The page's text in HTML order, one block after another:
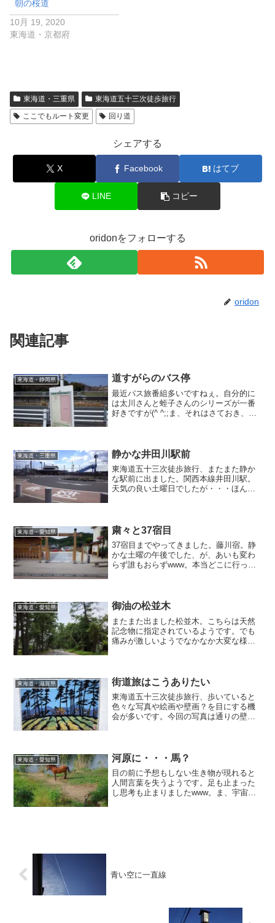
朝の桜道
10月 19, 2020
東海道・京都府
東海道・三重県
東海道五十三次徒歩旅行
ここでもルート変更
回り道
シェアする
X Facebook はてブ
LINE コピー
oridonをフォローする
oridon
関連記事
東海道・静岡県 道すがらのバス停
最近バス旅番組多いですねぇ。自分的に
は太川さんと蛭子さんのシリーズが一番
好きですが(^ ^;;ま、それはさておき、あ
おきましょう、５キロ１０キロ大丈夫大
丈夫♪
東海道・三重県 静かな井田川駅前
東海道五十三次徒歩旅行、またまた静か
な駅前に出ました。関西本線井田川駅。
天気の良い土曜日でしたが・・・ほんと
れた駅前。人待ち顔に見えたのは気のせ
い？w
東海道・愛知県 粛々と37宿目
37宿目までやってきました。藤川宿。静
かな土曜の午後でした、が、あいも変わ
らず誰もおらずwww。本当どこに行って
東海道・愛知県 御油の松並木
またまた出ました松並木。こちらは天然
記念物に指定されているようです。でも
痛みが激しいようでなかなか大変な様
東海道・滋賀県 街道旅はこうありたい
東海道五十三次徒歩旅行、歩いていると
色々な写真や絵画や壁画？を目にする機
会が多いです。今回の写真は通りの壁に
けしました。こういう表現もありだな
_φ(･_･
東海道・愛知県 河原に・・・馬？
目の前に予想もしない生き物が現れると
人間言葉を失うようです。足も止まった
し思考も止まりましたwww。ま、宇宙人
青い空に一直線